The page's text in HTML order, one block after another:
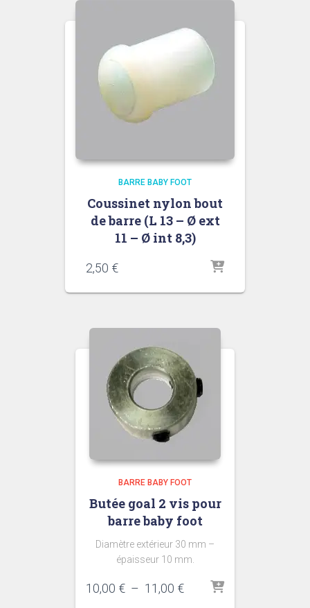
BARRE BABY FOOT
Coussinet nylon bout
de barre (L 13 – Ø ext
11 – Ø int 8,3)
2,50 €
BARRE BABY FOOT
Butée goal 2 vis pour
barre baby foot
Diamètre extérieur 30 mm –
épaisseur 10 mm.
10,00 € – 11,00 €Plage